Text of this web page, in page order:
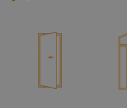
SUZANO MIXTE face